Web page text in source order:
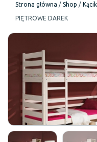
Strona główna / Shop /
PIĘTROWE DAREK